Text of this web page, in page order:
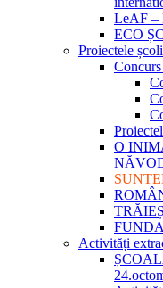
LeAF –
ECO
Proiectele
O
Activități